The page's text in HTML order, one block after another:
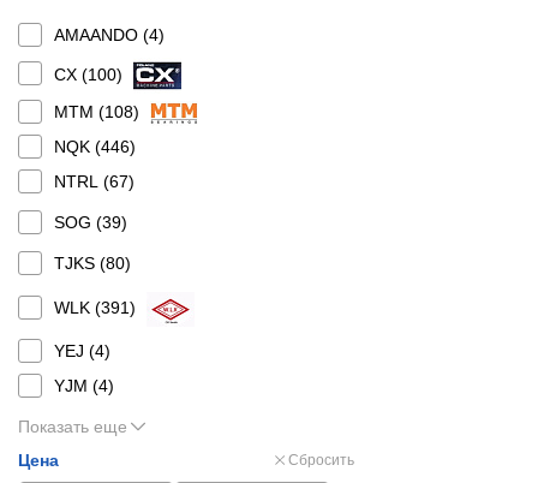
AMAANDO (4)
CX (100)
MTM (108)
NQK (446)
NTRL (67)
SOG (39)
TJKS (80)
WLK (391)
YEJ (4)
YJM (4)
Показать еще
Цена
Сбросить